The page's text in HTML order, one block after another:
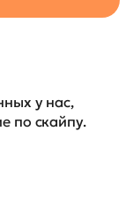
у нас,
по скайпу.